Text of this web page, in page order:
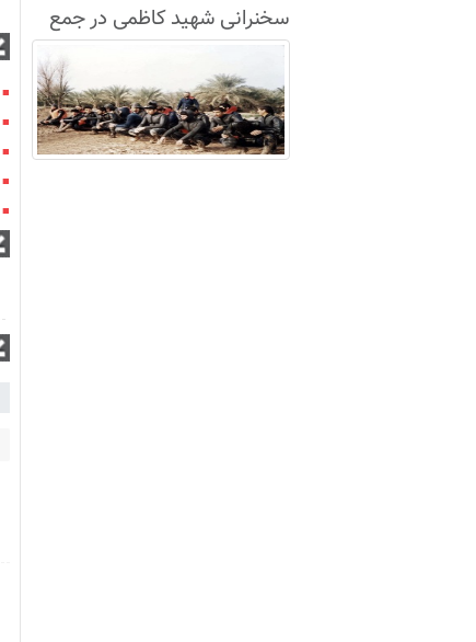
سخنرانی شهید کاظمی در جمع
غواصان لشکر8+فیلم